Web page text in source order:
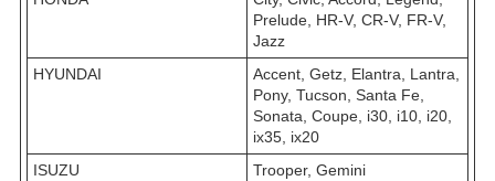
Prelude, HR-V, CR-V, FR-V,
Jazz
HYUNDAI
Accent, Getz, Elantra, Lantra,
Pony, Tucson, Santa Fe,
Sonata, Coupe, i30, i10, i20,
ix35, ix20
ISUZU
Trooper, Gemini